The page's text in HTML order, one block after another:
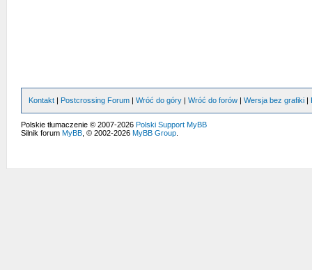
Kontakt Postcrossing Forum Wróć do góry Wróć do forów Wersja bez grafiki
Polskie tłumaczenie © 2007-2026 Polski Support MyBB
Silnik forum MyBB, © 2002-2026 MyBB Group.